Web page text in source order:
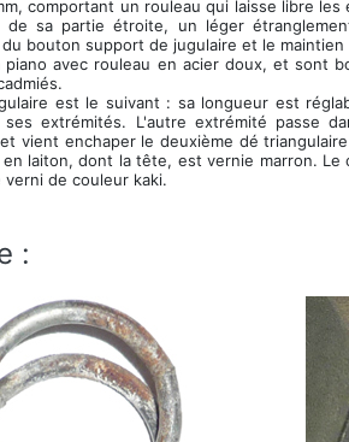
comportant un rouleau qui laisse libre les
de sa partie étroite, un léger
bouton support de jugulaire et le
avec rouleau en acier doux, et sont
est le suivant : sa longueur est
extrémités. L'autre extrémité passe
vient enchaper le deuxième dé
laiton, dont la tête, est vernie marron. Le
de couleur kaki.
: